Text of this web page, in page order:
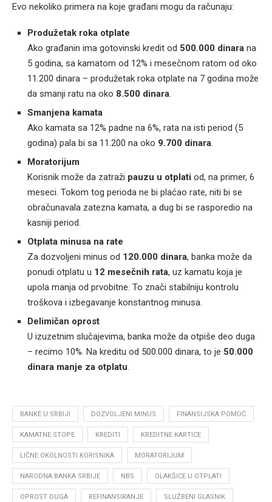
Evo nekoliko primera na koje građani mogu da računaju:
Produžetak roka otplate
Ako građanin ima gotovinski kredit od 500.000 dinara na
5 godina, sa kamatom od 12% i mesečnom ratom od oko
11.200 dinara – produžetak roka otplate na 7 godina može
da smanji ratu na oko 8.500 dinara
Smanjena kamata
Ako kamata sa 12% padne na 6%, rata na isti period (5
godina) pala bi sa 11.200 na oko 9.700 dinara
Moratorijum
Korisnik može da zatraži pauzu u otplati od, na primer, 6
meseci. Tokom tog perioda ne bi plaćao rate, niti bi se
obračunavala zatezna kamata, a dug bi se rasporedio na
kasniji period.
Otplata minusa na rate
Za dozvoljeni minus od 120.000 dinara, banka može da
ponudi otplatu u 12 mesečnih rata, uz kamatu koja je
upola manja od prvobitne. To znači stabilniju kontrolu
troškova i izbegavanje konstantnog minusa.
Delimičan oprost
U izuzetnim slučajevima, banka može da otpiše deo duga
– recimo 10%. Na kreditu od 500.000 dinara, to je 50.000
dinara manje za otplatu
BANKE U SRBIJI DOZVOLJENI MINUS FINANSIJSKA POMOĆ
KAMATNE STOPE KREDITI KREDITNE KARTICE
LIČNE OKOLNOSTI KORISNIKA MORATORIJUM
NARODNA BANKA SRBIJE NBS OLAKŠICE U OTPLATI
OPROST DUGA REFINANSIRANJE SLUŽBENI GLASNIK